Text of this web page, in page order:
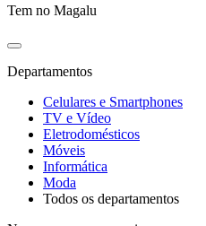
Tem no Magalu
Departamentos
Celulares e Smartphones
TV e Vídeo
Eletrodomésticos
Móveis
Informática
Moda
Todos os departamentos